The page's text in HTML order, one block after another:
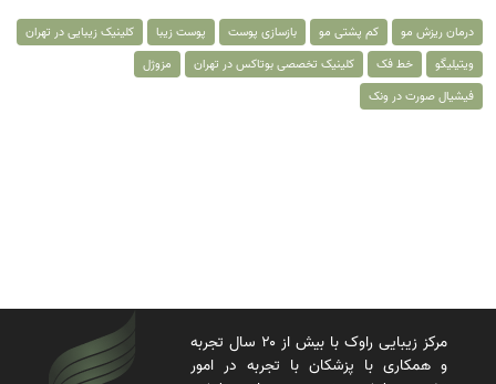
درمان ریزش مو کم پشتی مو بازسازی پوست پوست زیبا
کلینیک زیبایی در تهران
ویتیلیگو
خط فک کلینیک تخصصی بوتاکس در تهران
مزوژل
فیشیال صورت در ونک
مرکز زیبایی راوک با بیش از ۲۰ سال تجربه
و همکاری با پزشکان با تجربه در امور